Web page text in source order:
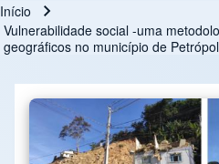
Trilha de navegação
Início
Vulnerabilidade social -uma
geográficos no município de